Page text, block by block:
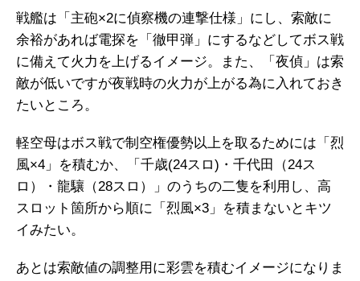
戦艦は「主砲×2に偵察機の連撃仕様」にし、索敵に
余裕があれば電探を「徹甲弾」にするなどしてボス戦
に備えて火力を上げるイメージ。また、「夜偵」は索
敵が低いですが夜戦時の火力が上がる為に入れておき
たいところ。
軽空母はボス戦で制空権優勢以上を取るためには「烈
風×4」を積むか、「千歳(24スロ)・千代田（24ス
ロ）・龍驤（28スロ）」のうちの二隻を利用し、高
スロット箇所から順に「烈風×3」を積まないとキツ
イみたい。
あとは索敵値の調整用に彩雲を積むイメージになりま